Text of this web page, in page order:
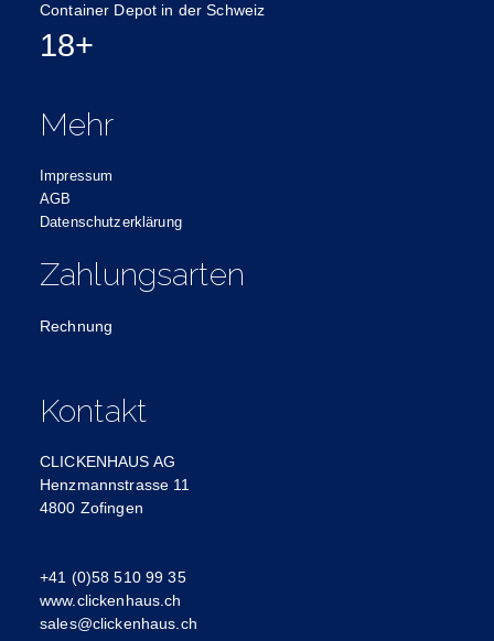
Container Depot in der Schweiz
18+
Mehr
Impressum
AGB
Datenschutzerklärung
Zahlungsarten
Rechnung
Kontakt
CLICKENHAUS AG
Henzmannstrasse 11
4800 Zofingen
+41 (0)58 510 99 35
www.clickenhaus.ch
sales@clickenhaus.ch